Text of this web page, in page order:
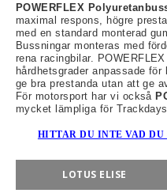
POWERFLEX
maximal respons, högre
med en standard monterad
Bussningar monteras med
rena racingbilar.
hårdhetsgrader anpassade
ge bra prestanda utan att ge
För motorsport har vi också
mycket lämpliga för
HITTAR DU INTE VAD DU
LOTUS ELISE